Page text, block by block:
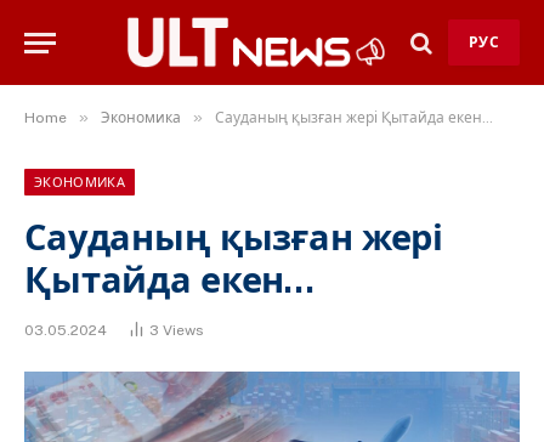
РУС
Home » Экономика » Сауданың қызған жері Қытайда екен…
ЭКОНОМИКА
Сауданың қызған жері
Қытайда екен…
03.05.2024 3 Views